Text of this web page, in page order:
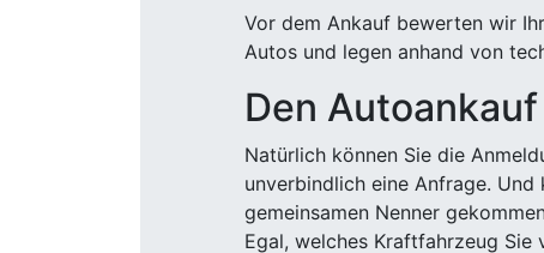
Vor dem Ankauf bewerten wir
Autos und legen anhand von
Den
Natürlich können Sie die
unverbindlich eine Anfrage.
gemeinsamen Nenner
Egal, welches Kraftfahrzeug